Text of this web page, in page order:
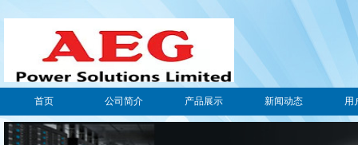
首页 公司简介 产品展示 新闻动态 用